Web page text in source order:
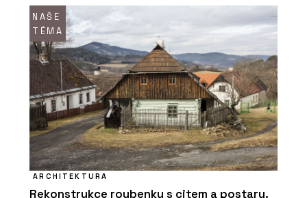
NAŠE
TÉMA
ARCHITEKTURA
Rekonstrukce roubenky s citem a postaru.